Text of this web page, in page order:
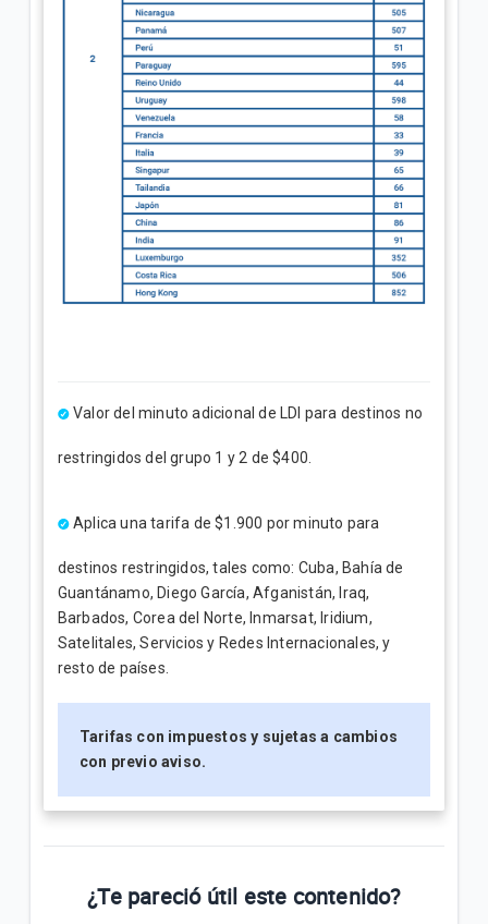
Valor del minuto adicional de LDI para destinos no
restringidos del grupo 1 y 2 de $400.
Aplica una tarifa de $1.900 por minuto para
destinos restringidos, tales como: Cuba, Bahía de
Guantánamo, Diego García, Afganistán, Iraq,
Barbados, Corea del Norte, Inmarsat, Iridium,
Satelitales, Servicios y Redes Internacionales, y
resto de países.
Tarifas con impuestos y sujetas a cambios
con previo aviso.
¿Te pareció útil este contenido?